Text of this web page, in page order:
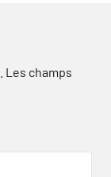
Les champs